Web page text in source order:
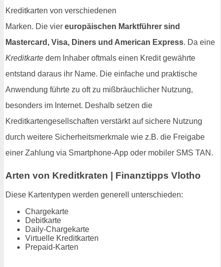
Kreditkarten von verschiedenen
Marken. Die vier europäischen Marktführer sind
Mastercard, Visa, Diners und American Express. Da eine
Kreditkarte dem Inhaber oftmals einen Kredit gewährte
entstand daraus ihr Name. Die einfache und praktische
Anwendung führte zu oft zu mißbräuchlicher Nutzung,
besonders im Internet. Deshalb setzen die
Kreditkartengesellschaften verstärkt auf sichere Nutzung
durch weitere Sicherheitsmerkmale wie z.B. die Freigabe
einer Zahlung via Smartphone-App oder mobiler SMS TAN.
Arten von Kreditkraten | Finanztipps Vlotho
Diese Kartentypen werden generell unterschieden:
Chargekarte
Debitkarte
Daily-Chargekarte
Virtuelle Kreditkarten
Prepaid-Karten